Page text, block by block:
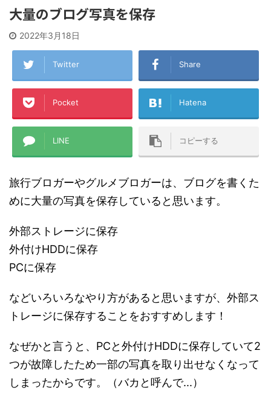
大量のブログ写真を保存
2022年3月18日
Twitter Share
Pocket Hatena
LINE コピーする
旅行ブロガーやグルメブロガーは、ブログを書くた
めに大量の写真を保存していると思います。
外部ストレージに保存
外付けHDDに保存
PCに保存
などいろいろなやり方があると思いますが、外部ス
トレージに保存することをおすすめします！
なぜかと言うと、PCと外付けHDDに保存していて2
つが故障したため一部の写真を取り出せなくなって
しまったからです。（バカと呼んで...）